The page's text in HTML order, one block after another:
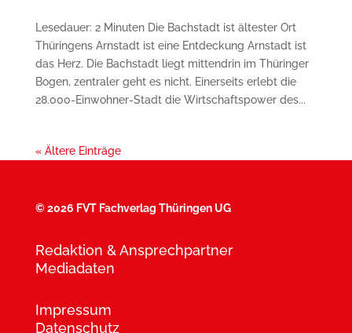
Lesedauer: 2 Minuten Die Bachstadt ist ältester Ort
Thüringens Arnstadt ist eine Entdeckung Arnstadt ist
das Herz. Die Bachstadt liegt mittendrin im Thüringer
Bogen, zentraler geht es nicht. Einerseits erlebt die
28.000-Einwohner-Stadt die Wirtschaftspower des...
« Ältere Einträge
©2026 FVT Fachverlag Thüringen UG
Redaktion & Ansprechpartner
Mediadaten
Impressum
Datenschutz